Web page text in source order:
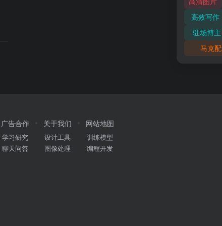
高效写作
驻场博主
马克
广告合作
学习研究
聊天问答
关于我们
设计工具
图像处理
网站地图
训练模型
编程开发